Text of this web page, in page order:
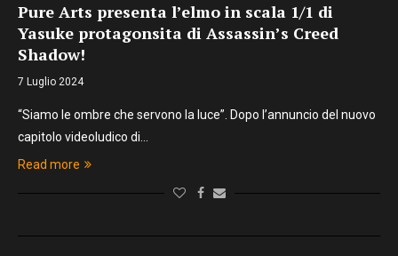
Pure Arts presenta l’elmo in scala 1/1 di
Yasuke protagonsita di Assassin’s Creed
Shadow!
7 Luglio 2024
“Siamo le ombre che servono la luce”. Dopo l’annuncio del nuovo
capitolo videoludico di…
Read more